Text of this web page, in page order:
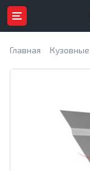
Главная Кузовные